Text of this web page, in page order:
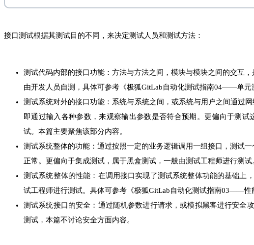
接口测试根据其测试目的不同，来决定测试人员和测试方法：
测试代码内部的接口功能：方法与方法之间，模块与模块之间的交互
由开发人员自测，具体可参考《极狐GitLab自动化测试指南04——单元
测试系统对外的接口功能：系统与系统之间，或系统与用户之间通过
即通过输入各种参数，来观察输出参数是否符合预期。更偏向于测
试。 本篇主要聚焦该部分内容。
测试系统整体的功能：通过按照一定的业务逻辑调用一组接口，测试
正常。更偏向于集成测试，属于黑盒测试，一般由测试工程师进行测试
测试系统整体的性能：在调用接口实现了测试系统整体功能的基础上
试工程师进行测试。具体可参考《极狐GitLab自动化测试指南03——性
测试系统接口的安全：通过随机参数进行请求，或模拟黑客进行安全
测试，本篇不讨论安全方面内容。